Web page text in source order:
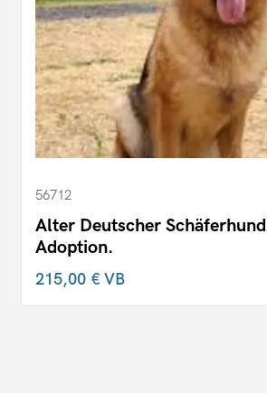
56712
Alter Deutscher
Adoption.
215,00 €VB